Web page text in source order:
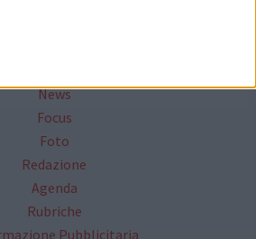
News
Focus
Foto
Redazione
Agenda
Rubriche
Pubblicitaria